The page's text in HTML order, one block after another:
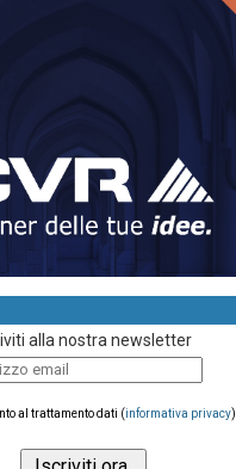
alla nostra newsletter
al trattamento dati (informativa privacy)